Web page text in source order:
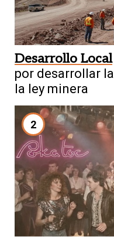
Desarrollo Local
por desarrollar
la ley minera
2